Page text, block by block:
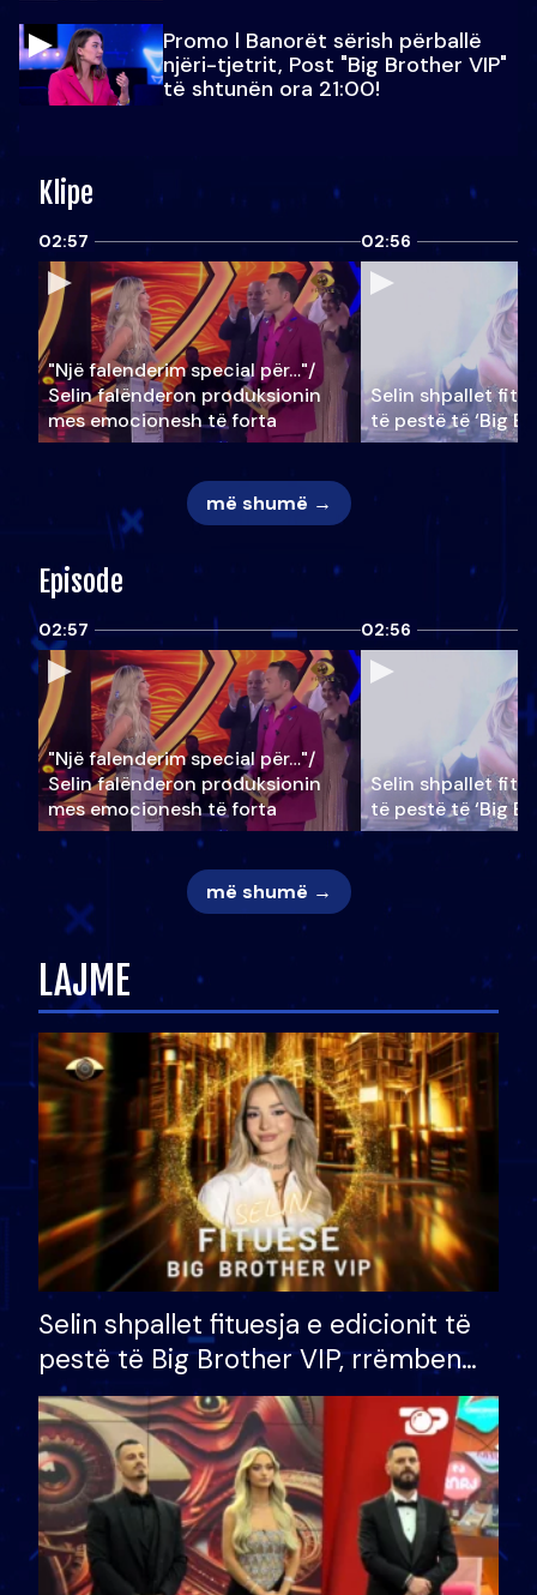
Promo l Banorët sërish përballë
njëri-tjetrit, Post "Big Brother VIP"
të shtunën ora 21:00!
Klipe
02:57
"Një falenderim special për…"/
Selin falënderon produksionin
mes emocionesh të forta
02:56
Selin shpallet
të pestë të ‘Big
më shumë →
Episode
02:57
"Një falenderim special për…"/
Selin falënderon produksionin
mes emocionesh të forta
02:56
Selin shpallet
të pestë të ‘Big
më shumë →
LAJME
Selin shpallet fituesja e edicionit të
pestë të Big Brother VIP, rrëmben
çmimin e madh prej 100 mijë eurosh